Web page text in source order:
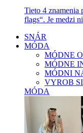
Tieto 4 znamenia
flags“. Je medzi
SNÁR
MÓDA
MÓDNE
MÓDNE
MÓDNI
VYROB
MÓDA